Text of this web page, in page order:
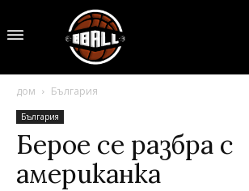
дом България
България
Берое се разбра с
американка